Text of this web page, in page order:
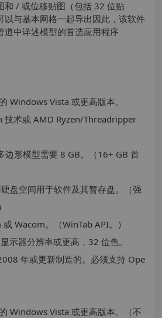
和 / 或位移贴图（包括 32 位贴
以与基本网格一起导出因此，该软件
道中详述模型的首选应用程序
Windows Vista 或更高版本。
技术或 AMD Ryzen/Threadripper
边形模型需要 8 GB。（16+ GB 首
盘空间用于软件及其暂存盘。（强
Wacom。（WinTab API。）
示器分辨率或更高，32 位色。
年或更新制造的。必须支持 Ope
Windows Vista 或更高版本。（不